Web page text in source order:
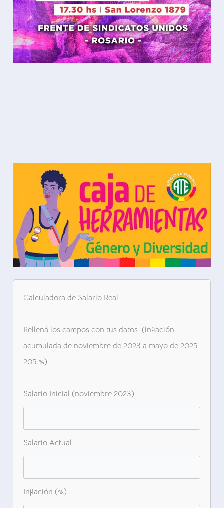
Calculadora de Salario Real
Rellená los campos con tus datos. (inflación
acumulada de noviembre de 2023 a mayo de 2025:
205 %).
Salario Inicial (noviembre 2023):
Salario Actual:
Inflación (%):